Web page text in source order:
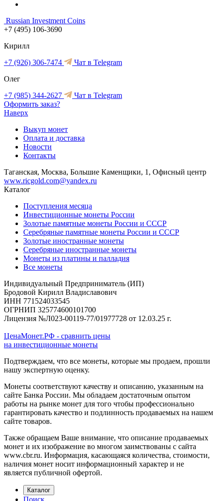
Russian Investment Coins
+7 (495) 106-3690
Кирилл
+7 (926) 306-7474
Чат в Telegram
Олег
+7 (985) 344-2627
Чат в Telegram
Оформить заказ?
Наверх
Выкуп монет
Оплата и доставка
Новости
Контакты
Таганская, Москва, Большие Каменщики, 1, Офисный центр
www.ricgold.com@yandex.ru
Каталог
Поступления месяца
Инвестиционные монеты России
Золотые памятные монеты России и СССР
Серебряные памятные монеты России и СССР
Золотые иностранные монеты
Серебряные иностранные монеты
Монеты из платины и палладия
Все монеты
Индивидуальный Предприниматель (ИП)
Бродовой Кирилл Владиславович
ИНН 771524033545
ОГРНИП 325774600101700
Лицензия №Л023-00119-77/01977728 от 12.03.25 г.
ЦенаМонет.РФ - сравнить цены
на инвестиционные монеты
Подтверждаем, что все монеты, которые мы продаем, прошли
нашу экспертную оценку.
Монеты соответствуют качеству и описанию, указанным на
сайте Банка России. Мы обладаем достаточным опытом
работы на рынке монет для того чтобы профессионально
гарантировать качество и подлинность продаваемых на нашем
сайте товаров.
Также обращаем Ваше внимание, что описание продаваемых
монет и их изображение во многом заимствованы с сайта
www.cbr.ru. Информация, касающаяся количества, стоимости,
наличия монет носит информационный характер и не
является публичной офертой.
Каталог
Поиск